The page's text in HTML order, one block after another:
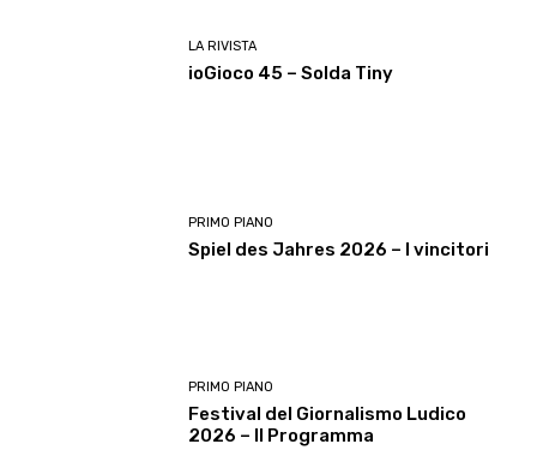
LA RIVISTA
ioGioco 45 – Solda Tiny
PRIMO PIANO
Spiel des Jahres 2026 – I vincitori
PRIMO PIANO
Festival del Giornalismo Ludico
2026 – Il Programma